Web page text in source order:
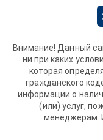
Внимание! Данный
ни при каких
которая
гражданского
информации о
(или) услуг,
менеджерам.